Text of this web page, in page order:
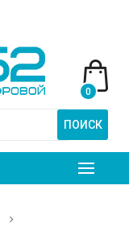
ПОИСК
0